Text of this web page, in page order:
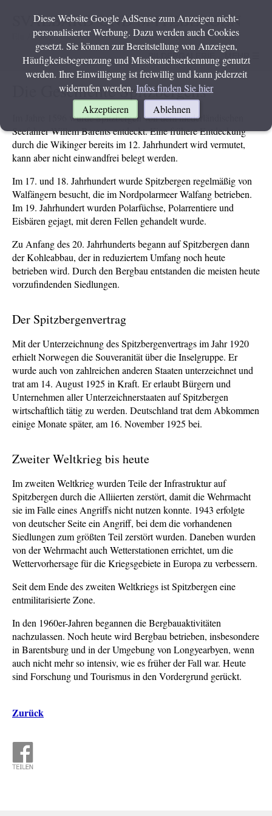
SVALBARD UND SPITZBERGEN
Ein Ausflug in die Arktis
BILDERGALERIE MEHR ☰
Die Geschichte Spitzbergens
Im Jahre 1596 wurde Spitzbergen von dem niederländischen
Seefahrer Willem Barents entdeckt. Eine frühere Entdeckung
durch die Wikinger bereits im 12. Jahrhundert wird vermutet,
kann aber nicht einwandfrei belegt werden.
Im 17. und 18. Jahrhundert wurde Spitzbergen regelmäßig von
Walfängern besucht, die im Nordpolarmeer Walfang betrieben.
Im 19. Jahrhundert wurden Polarfüchse, Polarrentiere und
Eisbären gejagt, mit deren Fellen gehandelt wurde.
Zu Anfang des 20. Jahrhunderts begann auf Spitzbergen dann
der Kohleabbau, der in reduziertem Umfang noch heute
betrieben wird. Durch den Bergbau entstanden die meisten heute
vorzufindenden Siedlungen.
Der Spitzbergenvertrag
Mit der Unterzeichnung des Spitzbergenvertrags im Jahr 1920
erhielt Norwegen die Souveranität über die Inselgruppe. Er
wurde auch von zahlreichen anderen Staaten unterzeichnet und
trat am 14. August 1925 in Kraft. Er erlaubt Bürgern und
Unternehmen aller Unterzeichnerstaaten auf Spitzbergen
wirtschaftlich tätig zu werden. Deutschland trat dem Abkommen
einige Monate später, am 16. November 1925 bei.
Zweiter Weltkrieg bis heute
Im zweiten Weltkrieg wurden Teile der Infrastruktur auf
Spitzbergen durch die Alliierten zerstört, damit die Wehrmacht
sie im Falle eines Angriffs nicht nutzen konnte. 1943 erfolgte
von deutscher Seite ein Angriff, bei dem die vorhandenen
Siedlungen zum größten Teil zerstört wurden. Daneben wurden
von der Wehrmacht auch Wetterstationen errichtet, um die
Wettervorhersage für die Kriegsgebiete in Europa zu verbessern.
Seit dem Ende des zweiten Weltkriegs ist Spitzbergen eine
entmilitarisierte Zone.
In den 1960er-Jahren begannen die Bergbauaktivitäten
nachzulassen. Noch heute wird Bergbau betrieben, insbesondere
in Barentsburg und in der Umgebung von Longyearbyen, wenn
auch nicht mehr so intensiv, wie es früher der Fall war. Heute
sind Forschung und Tourismus in den Vordergrund gerückt.
Zurück
Diese Website Google AdSense zum Anzeigen nicht-
personalisierter Werbung. Dazu werden auch Cookies
gesetzt. Sie können zur Bereitstellung von Anzeigen,
Häufigkeitsbegrenzung und Missbrauchserkennung genutzt
werden. Ihre Einwilligung ist freiwillig und kann jederzeit
widerrufen werden.Infos finden Sie hier
Akzeptieren
Ablehnen